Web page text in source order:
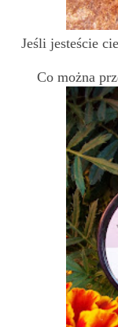
Jeśli jesteście
Co można